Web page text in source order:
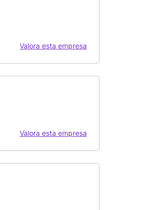
Valora esta empresa
Valora esta empresa